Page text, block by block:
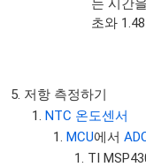
초와
저항 측정하기
NTC 온도센서
MCU에서
TI